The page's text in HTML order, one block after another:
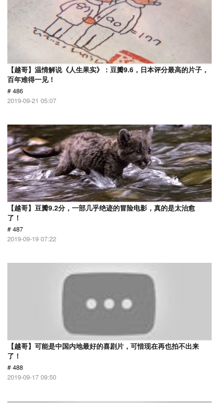
【越哥】温情解说《人生果实》：豆瓣9.6，日本评分最高的片子，
百年难得一见！
# 486
2019-09-21 05:07
【越哥】豆瓣9.2分，一部几乎绝迹的冒险电影，真的是太治愈
了！
# 487
2019-09-19 07:22
【越哥】可能是中国内地最好的喜剧片，可惜现在再也拍不出来
了！
# 488
2019-09-17 09:50